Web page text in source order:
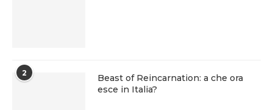
2
Beast of Reincarnation: a che ora
esce in Italia?